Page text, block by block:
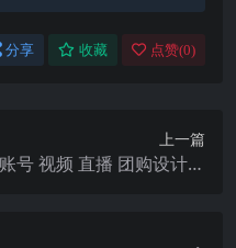
分享 收藏 点赞(0)
上一篇
号 视频 直播 团购设计实